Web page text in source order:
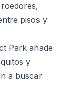
pisos y
Park añade
y
a buscar